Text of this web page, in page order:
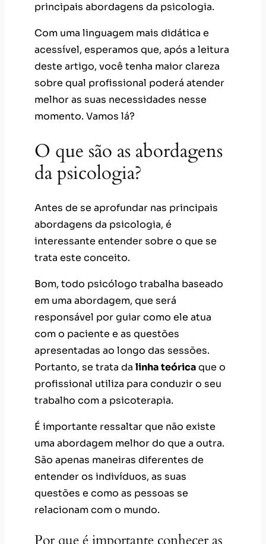
principais abordagens da psicologia.
Com uma linguagem mais didática e
acessível, esperamos que, após a leitura
deste artigo, você tenha maior clareza
sobre qual profissional poderá atender
melhor as suas necessidades nesse
momento. Vamos lá?
O que são as abordagens
da psicologia?
Antes de se aprofundar nas principais
abordagens da psicologia, é
interessante entender sobre o que se
trata este conceito.
Bom, todo psicólogo trabalha baseado
em uma abordagem, que será
responsável por guiar como ele atua
com o paciente e as questões
apresentadas ao longo das sessões.
Portanto, se trata da linha teóricaque o
profissional utiliza para conduzir o seu
trabalho com a psicoterapia.
É importante ressaltar que não existe
uma abordagem melhor do que a outra.
São apenas maneiras diferentes de
entender os indivíduos, as suas
questões e como as pessoas se
relacionam com o mundo.
Por que é importante conhecer as